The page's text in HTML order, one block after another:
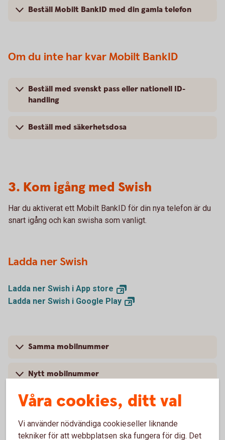
Beställ Mobilt BankID med din gamla telefon
Om du inte har kvar Mobilt BankID
Beställ med svenskt pass eller nationell ID-
handling
Beställ med säkerhetsdosa
3. Kom igång med Swish
Har du aktiverat ett Mobilt BankID för din nya telefon är du
snart igång och kan swisha som vanligt.
Ladda ner Swish
Ladda ner Swish i App store
Ladda ner Swish i Google Play
Samma mobilnummer
Nytt mobilnummer
Mer information
Våra cookies, ditt val
Vi använder nödvändiga cookieseller liknande
tekniker för att webbplatsen ska fungera för dig. Det